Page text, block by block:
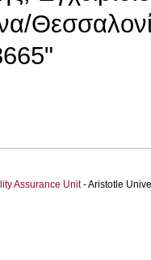
Assurance Unit- Aristotle